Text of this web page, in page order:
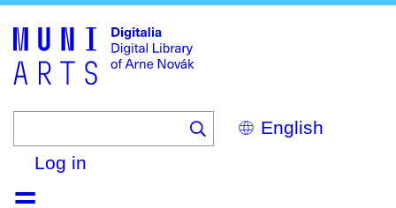
Select
your
Log in